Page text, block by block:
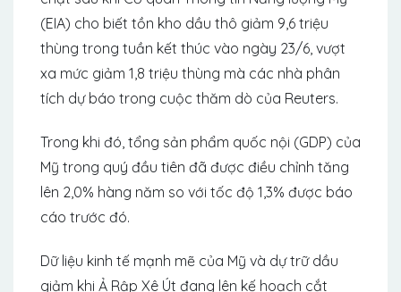
(EIA) cho biết tồn kho dầu thô giảm 9,6 triệu
thùng trong tuần kết thúc vào ngày 23/6, vượt
xa mức giảm 1,8 triệu thùng mà các nhà phân
tích dự báo trong cuộc thăm dò của Reuters.
Trong khi đó, tổng sản phẩm quốc nội (GDP) của
Mỹ trong quý đầu tiên đã được điều chỉnh tăng
lên 2,0% hàng năm so với tốc độ 1,3% được báo
cáo trước đó.
Dữ liệu kinh tế mạnh mẽ của Mỹ và dự trữ dầu
giảm khi Ả Rập Xê Út đang lên kế hoạch cắt